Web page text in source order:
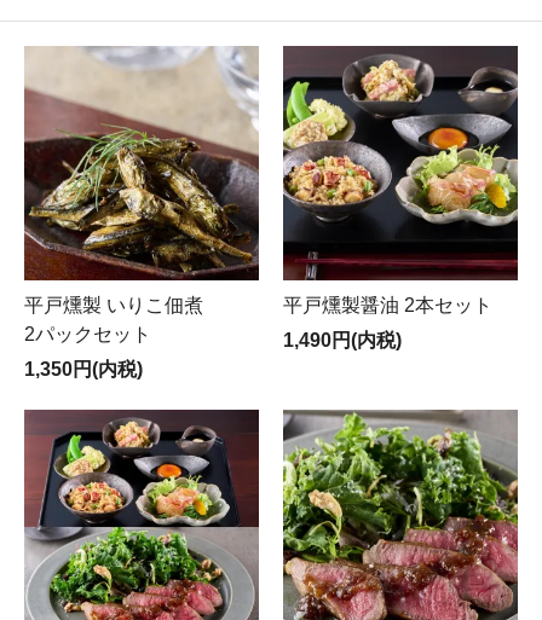
平戸燻製 いりこ佃煮
2パックセット
1,350円(内税)
平戸燻製醤油 2本セット
1,490円(内税)